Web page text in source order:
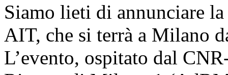
Siamo lieti di annunciare
AIT, che si terrà a Milano
L’evento, ospitato dal